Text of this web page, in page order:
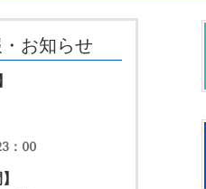
お知らせ
：00